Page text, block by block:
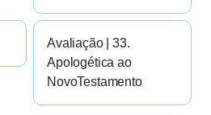
Avaliação | 33.
Apologética ao
NovoTestamento